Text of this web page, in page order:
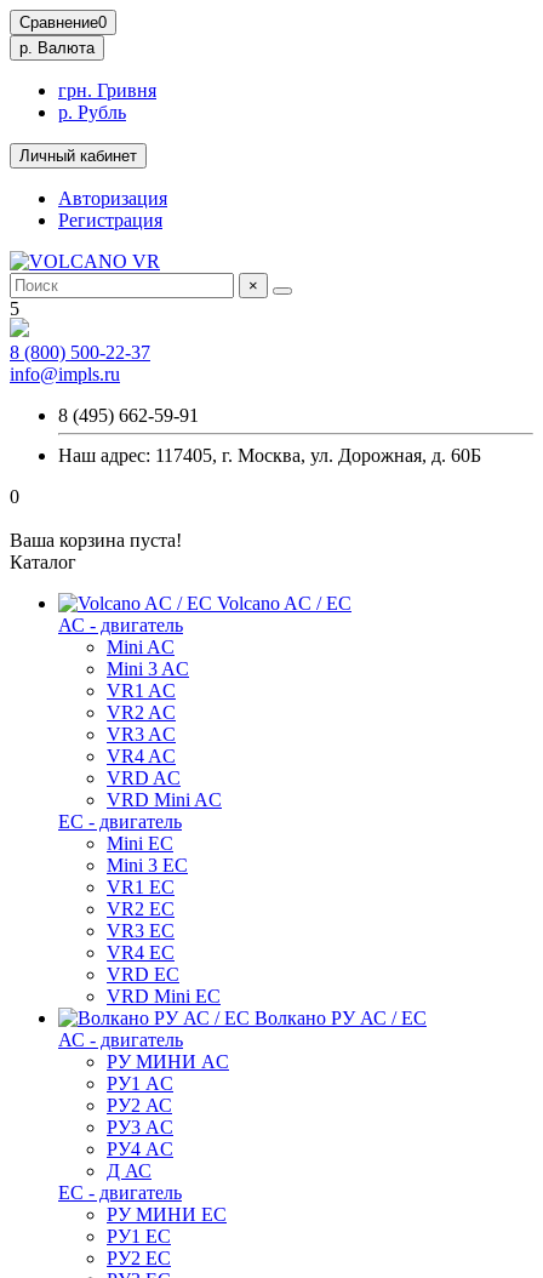
Сравнение0
р. Валюта
грн. Гривня
р. Рубль
Личный кабинет
Авторизация
Регистрация
×
5
8 (800) 500-22-37
info@impls.ru
8 (495) 662-59-91
Наш адрес: 117405, г. Москва, ул. Дорожная, д. 60Б
0
Ваша корзина пуста!
Каталог
Volcano AC / EC
АС - двигатель
Mini AC
Mini 3 AC
VR1 AC
VR2 AC
VR3 AC
VR4 AC
VRD AC
VRD Mini AC
ЕС - двигатель
Mini EC
Mini 3 EC
VR1 EC
VR2 EC
VR3 EC
VR4 EC
VRD EC
VRD Mini EC
Волкано РУ АС / ЕС
АС - двигатель
РУ МИНИ AC
РУ1 AC
РУ2 АС
РУ3 AC
РУ4 AC
Д АС
ЕС - двигатель
РУ МИНИ EC
РУ1 EC
РУ2 EC